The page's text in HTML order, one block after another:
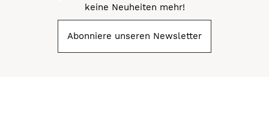
keine Neuheiten mehr!
Abonniere unseren Newsletter